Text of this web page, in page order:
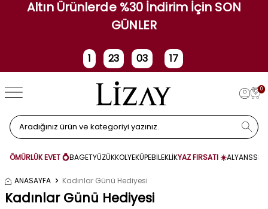
Altın Ürünlerde %30 İndirim İçin SON
GÜNLER
1
Gün
23
Saat
03 16
0
ÖMÜRLÜK EVET 💍BAGETYÜZÜKKOLYEKÜPEBİLEKLİKYAZ FIRSATI ☀️ALYANS
ANASAYFA Kadınlar Günü Hediyesi
Kadınlar Günü Hediyesi